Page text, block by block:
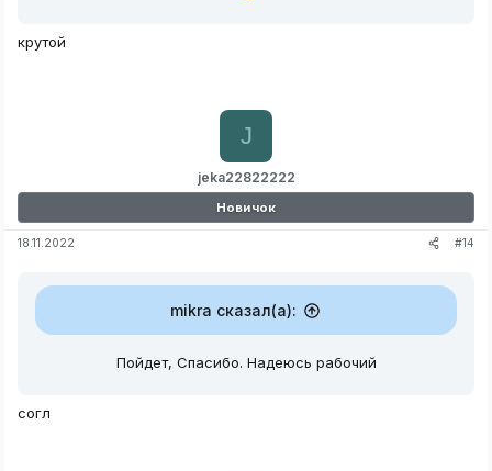
крутой
jeka22822222
J
Новичок
18.11.2022 #14
mikra сказал(а):
Пойдет, Спасибо. Надеюсь рабочий
согл